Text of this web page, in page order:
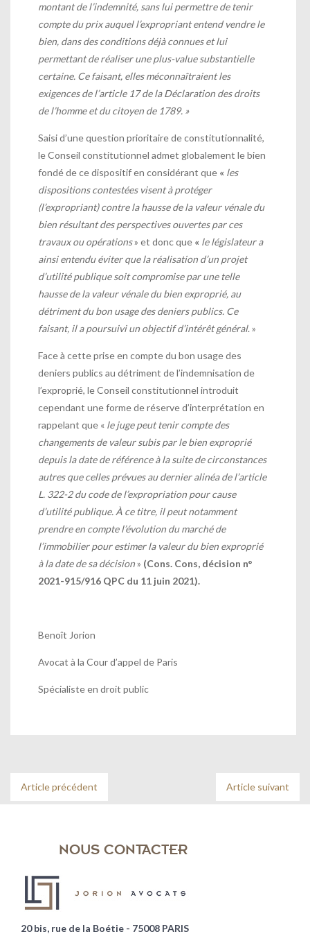
montant de l’indemnité, sans lui permettre de tenir
compte du prix auquel l’expropriant entend vendre le
bien, dans des conditions déjà connues et lui
permettant de réaliser une plus-value substantielle
certaine. Ce faisant, elles méconnaîtraient les
exigences de l’article 17 de la Déclaration des droits
de l’homme et du citoyen de 1789. »
Saisi d’une question prioritaire de constitutionnalité,
le Conseil constitutionnel admet globalement le bien
fondé de ce dispositif en considérant que « les
dispositions contestées visent à protéger
(l’expropriant) contre la hausse de la valeur vénale du
bien résultant des perspectives ouvertes par ces
travaux ou opérations» et donc que « le législateur a
ainsi entendu éviter que la réalisation d’un projet
d’utilité publique soit compromise par une telle
hausse de la valeur vénale du bien exproprié, au
détriment du bon usage des deniers publics. Ce
faisant, il a poursuivi un objectif d’intérêt général. »
Face à cette prise en compte du bon usage des
deniers publics au détriment de l’indemnisation de
l’exproprié, le Conseil constitutionnel introduit
cependant une forme de réserve d’interprétation en
rappelant que « le juge peut tenir compte des
changements de valeur subis par le bien exproprié
depuis la date de référence à la suite de circonstances
autres que celles prévues au dernier alinéa de l’article
L. 322-2 du code de l’expropriation pour cause
d’utilité publique. À ce titre, il peut notamment
prendre en compte l’évolution du marché de
l’immobilier pour estimer la valeur du bien exproprié
à la date de sa décision» (Cons. Cons, décision n°
2021-915/916 QPC du 11 juin 2021).
Benoît Jorion
Avocat à la Cour d’appel de Paris
Spécialiste en droit public
Article précédent Article suivant
NOUS CONTACTER
20 bis, rue de la Boétie - 75008 PARIS